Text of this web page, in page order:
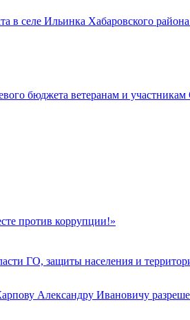
в селе Ильинка Хабаровского
бюджета ветеранам и
против коррупции!»
ГО, защиты населения и
Александру Ивановичу